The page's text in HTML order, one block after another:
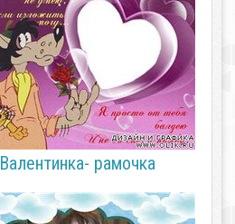
Валентинка- рамочка